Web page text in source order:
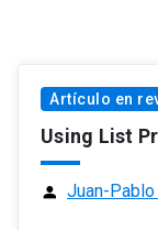
Artículo en
Using List
person Juan-